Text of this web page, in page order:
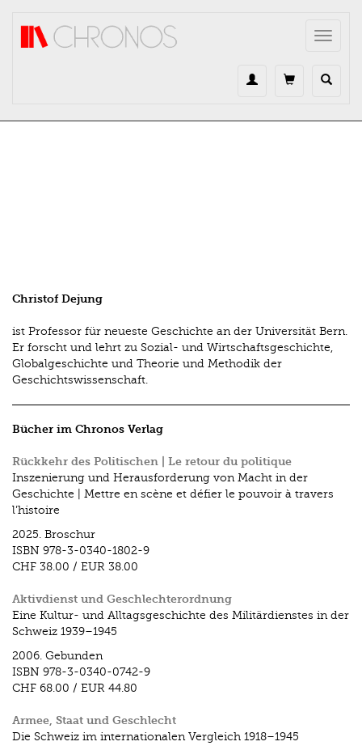
Toggle
Christof Dejung
ist Professor für neueste Geschichte an der Universität Bern.
Er forscht und lehrt zu Sozial- und Wirtschaftsgeschichte,
Globalgeschichte und Theorie und Methodik der
Geschichtswissenschaft.
Bücher im Chronos Verlag
Rückkehr des Politischen | Le retour du politique
Inszenierung und Herausforderung von Macht in der
Geschichte | Mettre en scène et défier le pouvoir à travers
l’histoire
2025. Broschur
ISBN 978-3-0340-1802-9
CHF 38.00 / EUR 38.00
Aktivdienst und Geschlechterordnung
Eine Kultur- und Alltagsgeschichte des Militärdienstes in der
Schweiz 1939–1945
2006. Gebunden
ISBN 978-3-0340-0742-9
CHF 68.00 / EUR 44.80
Armee, Staat und Geschlecht
Die Schweiz im internationalen Vergleich 1918–1945